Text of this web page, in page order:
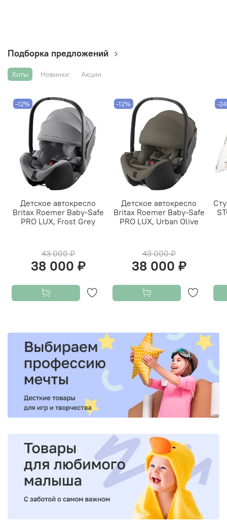
Подборка предложений
Хиты Новинки Акции
-12%
Детское автокресло
Britax Roemer Baby-Safe
PRO LUX, Frost Grey
43 000 ₽
38 000 ₽
-12%
Детское автокресло
Britax Roemer Baby-Safe
PRO LUX, Urban Olive
43 000 ₽
38 000 ₽
-